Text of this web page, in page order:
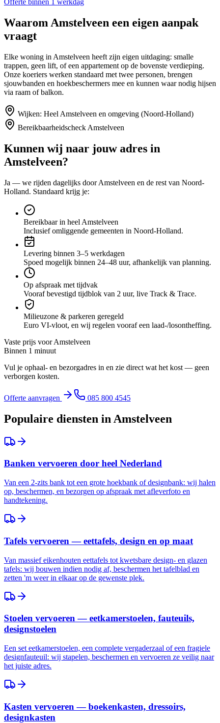
Offerte binnen 1 werkdag
Waarom Amstelveen een eigen aanpak
vraagt
Elke woning in Amstelveen heeft zijn eigen uitdaging: smalle
trappen, geen lift, of een appartement op de bovenste verdieping.
Onze koeriers werken standaard met twee personen, brengen
sjouwbanden en hoekbeschermers mee en kunnen waar nodig hijsen
via raam of balkon.
Wijken: Heel Amstelveen en omgeving (Noord-Holland)
Bereikbaarheidscheck Amstelveen
Kunnen wij naar jouw adres in
Amstelveen?
Ja — we rijden dagelijks doorAmstelveen en de rest van Noord-
Holland. Standaard krijg je:
Bereikbaar in heel Amstelveen
Inclusief omliggende gemeenten in Noord-Holland.
Levering binnen 3–5 werkdagen
Spoed mogelijk binnen 24–48 uur, afhankelijk van planning.
Op afspraak met tijdvak
Vooraf bevestigd tijdblok van 2 uur, live Track & Trace.
Milieuzone & parkeren geregeld
Euro VI-vloot, en wij regelen vooraf een laad-/losontheffing.
Vaste prijs voorAmstelveen
Binnen 1 minuut
Vul je ophaal- en bezorgadres in en zie direct wat het kost — geen
verborgen kosten.
Offerte aanvragen 085 800 4545
Populaire diensten in Amstelveen
Banken vervoeren door heel Nederland
Van een 2-zits bank tot een grote hoekbank of designbank: wij halen
op, beschermen, en bezorgen op afspraak met afleverfoto en
handtekening.
Tafels vervoeren — eettafels, design en op maat
Van massief eikenhouten eettafels tot kwetsbare design- en glazen
tafels: wij bouwen indien nodig af, beschermen het tafelblad en
zetten 'm weer in elkaar op de gewenste plek.
Stoelen vervoeren — eetkamerstoelen, fauteuils,
designstoelen
Een set eetkamerstoelen, een complete vergaderzaal of een fragiele
designfauteuil: wij stapelen, beschermen en vervoeren ze veilig naar
het juiste adres.
Kasten vervoeren — boekenkasten, dressoirs,
designkasten